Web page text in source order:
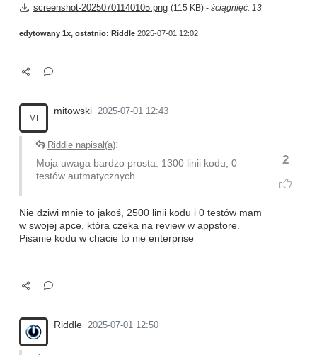
screenshot-20250701140105.png (115 KB) - ściągnięć: 13
edytowany 1x, ostatnio: Riddle 2025-07-01 12:02
MI
mitowski 2025-07-01 12:43
2
Riddle napisał(a):
Moja uwaga bardzo prosta. 1300 linii kodu, 0
testów autmatycznych.
Nie dziwi mnie to jakoś, 2500 linii kodu i 0 testów mam
w swojej apce, która czeka na review w appstore.
Pisanie kodu w chacie to nie enterprise
Riddle 2025-07-01 12:50